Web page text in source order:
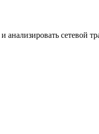
сетевой